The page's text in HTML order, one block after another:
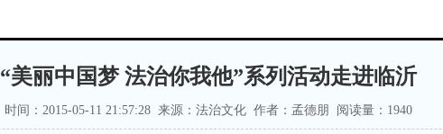
“美丽中国梦 法治你我他”系列活动走进临沂
时间：2015-05-11 21:57:28 来源：法治文化 作者：孟德朋 阅读量：1940